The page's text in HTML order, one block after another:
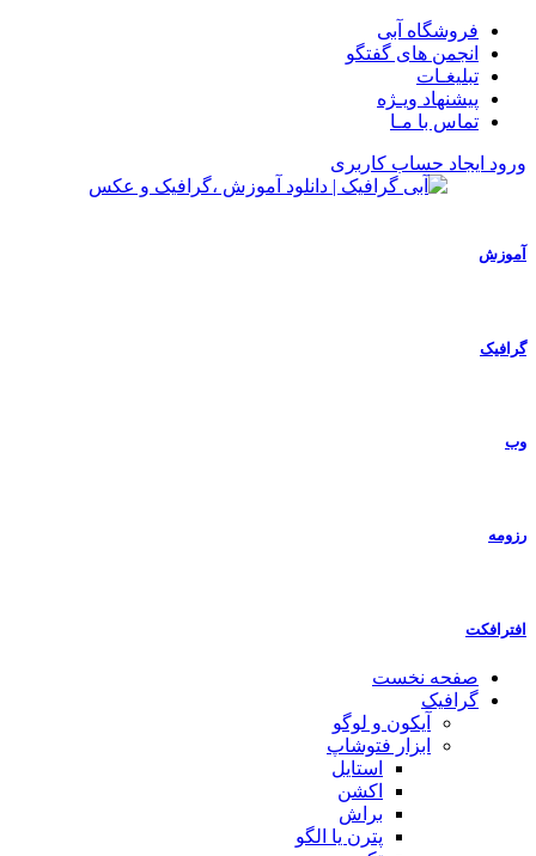
فروشگاه آبی
انجمن های گفتگو
تبلیغـات
پیشنهاد ویـژه
تماس با مـا
ورود ایجاد حساب کاربری
آموزش
گرافیک
وب
رزومه
افترافکت
صفحه نخست
گرافیک
آیکون و لوگو
ابزار فتوشاپ
استایل
اکشن
براش
پترن یا الگو